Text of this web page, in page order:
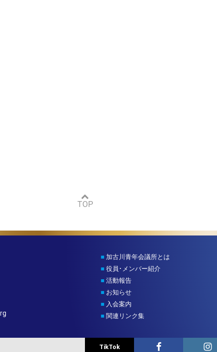
TOP
■ 加古川青年会議所とは
■ 役員･メンバー紹介
■ 活動報告
■ お知らせ
■ 入会案内
■ 関連リンク集
TikTok